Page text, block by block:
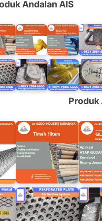
Andalan AIS
Produk